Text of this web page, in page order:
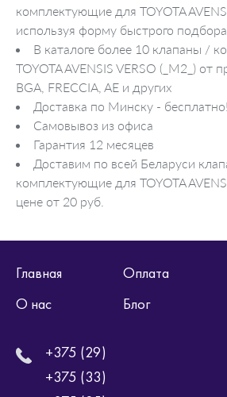
комплектующие для TOYOTA
используя форму быстрого подбора
В каталоге более 10 клапаны /
TOYOTA AVENSIS VERSO (_M2_) от
BGA, FRECCIA, AE и других
Доставка по Минску - бесплатно!
Самовывоз из офиса
Гарантия 12 месяцев
Доставим по всей Беларуси
комплектующие для TOYOTA
цене от 20 руб.
Главная Оплата
О нас
Блог
+375 (29)
+375 (33)